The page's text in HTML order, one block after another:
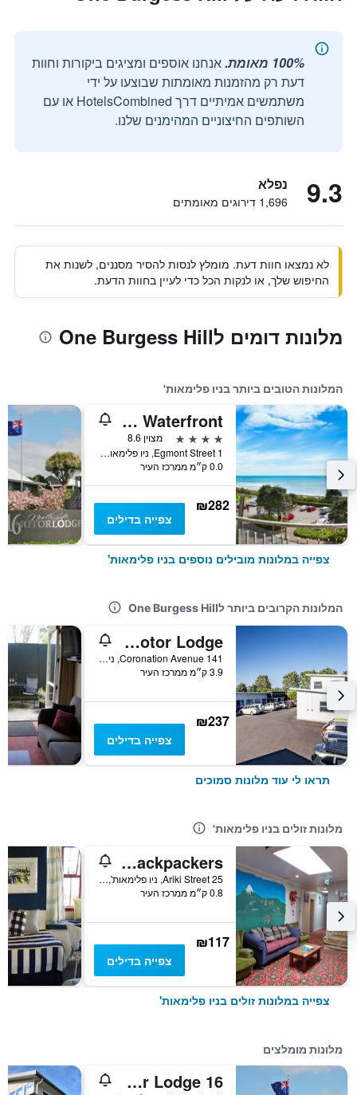
100% מאומת.
אנחנו אוספים ומציגים ביקורות וחוות
דעת רק מהזמנות מאומתות שבוצעו על ידי
משתמשים אמיתיים דרך HotelsCombined או עם
השותפים החיצוניים המהימנים שלנו.
9.3 נפלא
1,696 דירוגים מאומתים
לא נמצאו חוות דעת. מומלץ לנסות להסיר מסננים, לשנות את
החיפוש שלך, או לנקות הכל כדי לעיין בחוות הדעת.
מלונות דומים לOne Burgess Hill
המלונות הטובים ביותר בניו פלימאות'
Millennium Hotel New Plymouth Waterfront
4 כוכבים
מצוין 8.6
1 Egmont Street, ניו פלימאות', ניו זילנד
0.0 ק״מ ממרכז העיר
₪282
צפייה בדילים
צפייה במלונות מובילים נוספים בניו פלימאות'
המלונות הקרובים ביותר לOne Burgess Hill
Asure Pukekura Motor Lodge
141 Coronation Avenue, ניו פלימאות', ניו זילנד
3.9 ק״מ ממרכז העיר
₪237
צפייה בדילים
תראו לי עוד מלונות סמוכים
מלונות זולים בניו פלימאות'
Ariki Backpackers
25 Ariki Street, ניו פלימאות', ניו זילנד
0.8 ק״מ ממרכז העיר
₪117
צפייה בדילים
צפייה במלונות זולים בניו פלימאות'
מלונות מומלצים
16 Northgate Motor Lodge